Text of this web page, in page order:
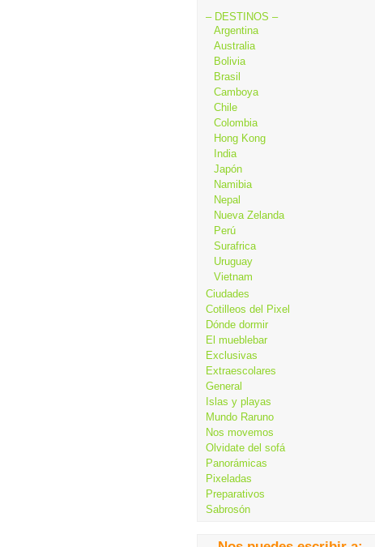
– DESTINOS –
Argentina
Australia
Bolivia
Brasil
Camboya
Chile
Colombia
Hong Kong
India
Japón
Namibia
Nepal
Nueva Zelanda
Perú
Surafrica
Uruguay
Vietnam
Ciudades
Cotilleos del Pixel
Dónde dormir
El mueblebar
Exclusivas
Extraescolares
General
Islas y playas
Mundo Raruno
Nos movemos
Olvidate del sofá
Panorámicas
Pixeladas
Preparativos
Sabrosón